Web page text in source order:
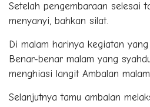
Setelah pengembaraan selesai
menyanyi, bahkan silat.
Di malam harinya kegiatan
Benar-benar malam yang
menghiasi langit Ambalan
Selanjutnya tamu ambalan